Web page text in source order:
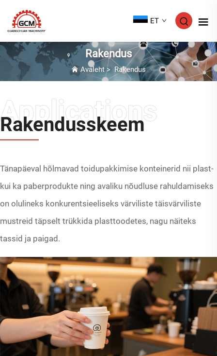
ET
Rakendus
Avaleht > Rakendus
Rakendusskeem
Tänapäeval hõlmavad toidupakkimise konteinerid nii plast-
kui ka paberprodukte ning avaliku nõudluse rahuldamiseks
on olulineks konkurentsieeliseks värviliste täisvärviliste
mustreid täpselt trükkida plasttoodetes, nagu näiteks
tassid ja paigad.